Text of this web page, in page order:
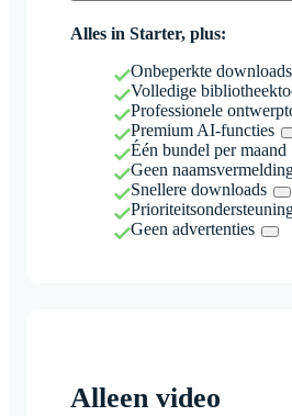
Alles in Starter, plus:
Onbeperkte downloads
Volledige
Professionele
Premium AI-functies
Één bundel per maand
Geen
Snellere downloads
Geen advertenties
Alleen video